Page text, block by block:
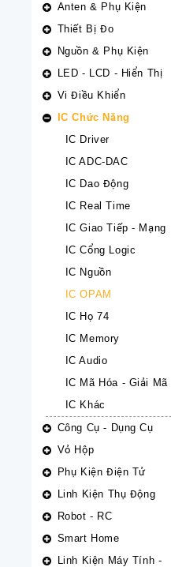
Anten & Phụ Kiện
Thiết Bị Đo
Nguồn & Phụ Kiện
LED - LCD - Hiển Thị
Vi Điều Khiển
IC Chức Năng
IC Driver
IC ADC-DAC
IC Dao Động
IC Real Time
IC Giao Tiếp - Mạng
IC Cổng Logic
IC Nguồn
IC OPAM
IC Họ 74
IC Memory
IC Audio
IC Mã Hóa - Giải Mã
IC Khác
Công Cụ - Dụng Cụ
Vỏ Hộp
Phụ Kiện Điện Tử
Linh Kiện Thụ Động
Robot - RC
Smart Home
Linh Kiện Máy Tính -